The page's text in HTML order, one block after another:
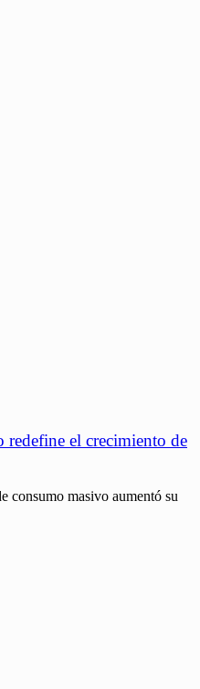
redefine el crecimiento de
consumo masivo aumentó su